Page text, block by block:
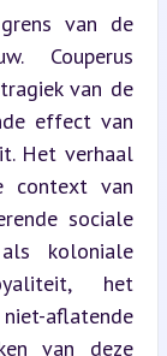
van de
Couperus
van de
effect van
Het verhaal
context van
sociale
koloniale
het
aflatende
van deze